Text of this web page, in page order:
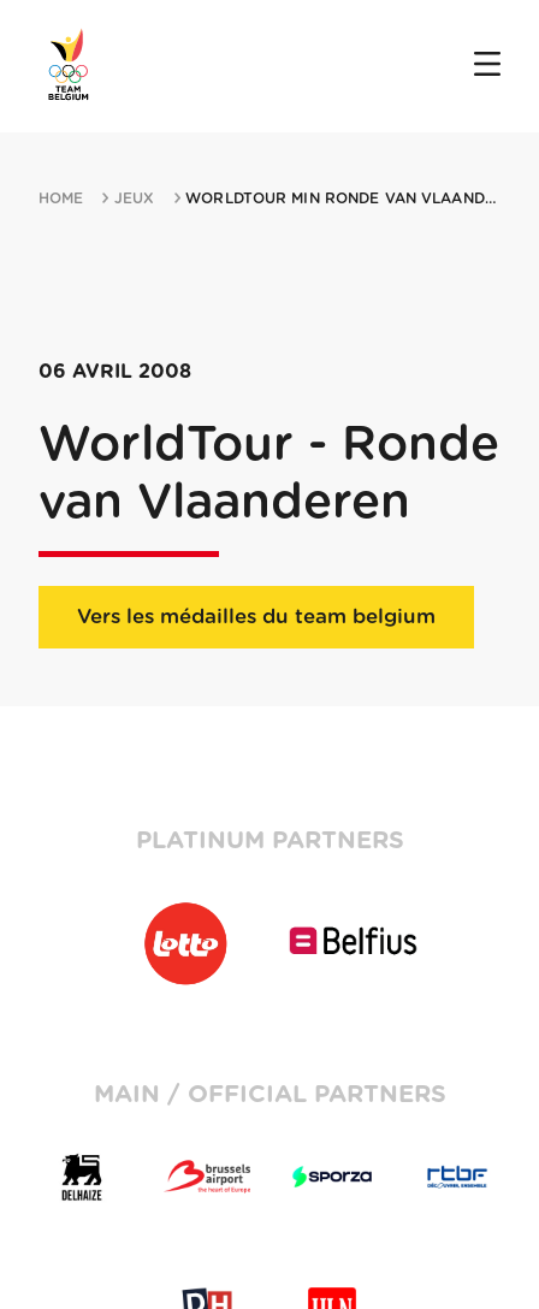
HOME JEUX WORLDTOUR MIN RONDE VAN VLAANDEREN 06042008 BRUGES
06 AVRIL 2008
WorldTour - Ronde
van Vlaanderen
Vers les médailles du team belgium
PLATINUM PARTNERS
MAIN / OFFICIAL PARTNERS